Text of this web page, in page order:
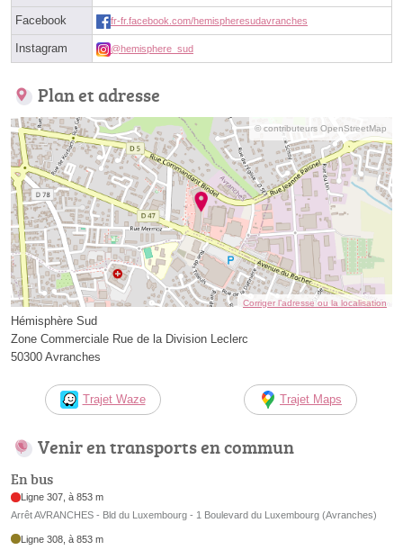
Facebook fr-fr.facebook.com/hemispheresudavranches
Instagram @hemisphere_sud
Plan et adresse
© contributeurs OpenStreetMap
Corriger l’adresse ou la localisation
Hémisphère Sud
Zone Commerciale Rue de la Division Leclerc
50300 Avranches
Trajet Waze Trajet Maps
Venir en transports en commun
En bus
Ligne 307, à 853 m
Arrêt AVRANCHES - Bld du Luxembourg - 1 Boulevard du Luxembourg (Avranches)
Ligne 308, à 853 m